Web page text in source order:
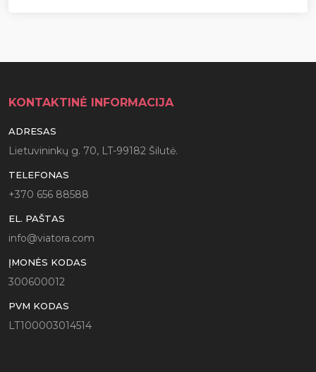
KONTAKTINĖ INFORMACIJA
ADRESAS
Lietuvininkų g. 70, LT-99182 Šilutė.
TELEFONAS
+370 656 88588
EL. PAŠTAS
info@viatora.com
ĮMONĖS KODAS
300600012
PVM KODAS
LT100003014514